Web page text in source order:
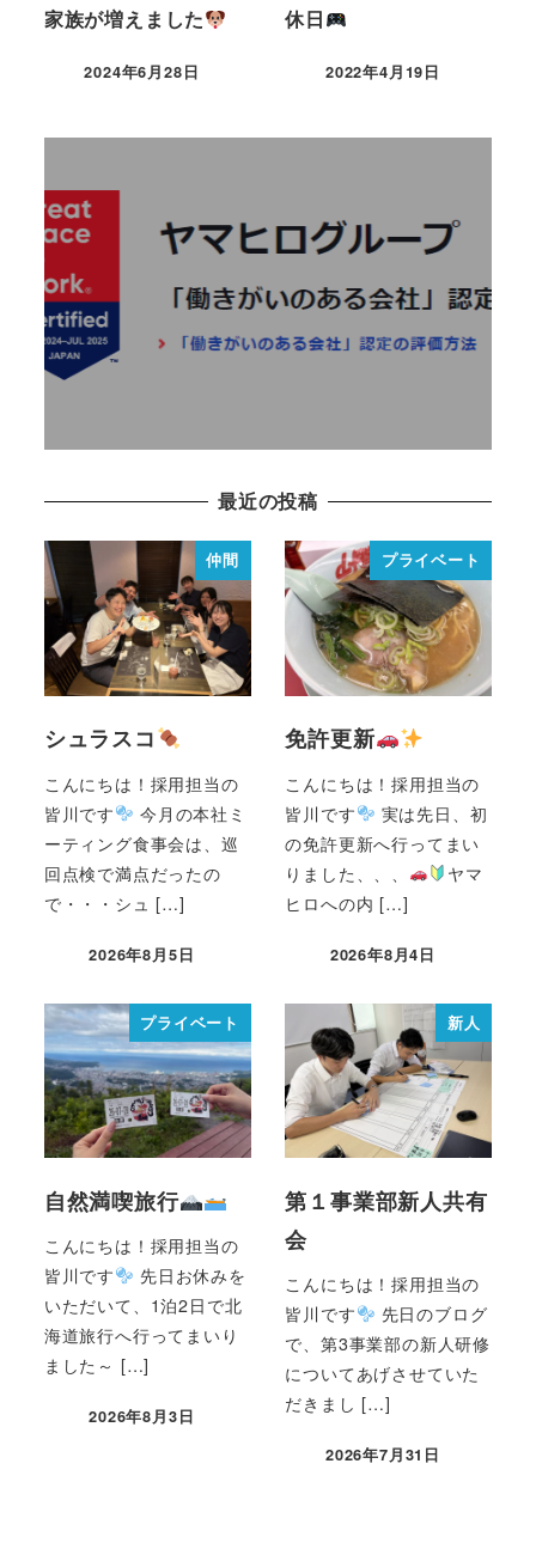
家族が増えました
2024年6月28日
休日
2022年4月19日
定されました
2024年8月7日
最近の投稿
仲間
シュラスコ
こんにちは！採用担当の
皆川です
今月の本社ミ
ーティング食事会は、巡
回点検で満点だったの
で・・・シュ […]
2026年8月5日
プライベート
免許更新
こんにちは！採用担当の
皆川です
実は先日、初
の免許更新へ行ってまい
りました、、、
ヤマ
ヒロへの内 […]
2026年8月4日
プライベート
自然満喫旅行
こんにちは！採用担当の
皆川です
先日お休みを
いただいて、1泊2日で北
海道旅行へ行ってまいり
ました～ […]
2026年8月3日
新人
第１事業部新人共有
会
こんにちは！採用担当の
皆川です
先日のブログ
で、第3事業部の新人研修
についてあげさせていた
だきまし […]
2026年7月31日